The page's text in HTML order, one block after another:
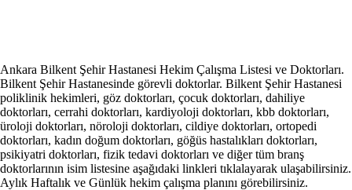
Ankara Bilkent Şehir Hastanesi Hekim Çalışma Listesi ve Doktorları.
Bilkent Şehir Hastanesinde görevli doktorlar. Bilkent Şehir Hastanesi
poliklinik hekimleri, göz doktorları, çocuk doktorları, dahiliye
doktorları, cerrahi doktorları, kardiyoloji doktorları, kbb doktorları,
üroloji doktorları, nöroloji doktorları, cildiye doktorları, ortopedi
doktorları, kadın doğum doktorları, göğüs hastalıkları doktorları,
psikiyatri doktorları, fizik tedavi doktorları ve diğer tüm branş
doktorlarının isim listesine aşağıdaki linkleri tıklalayarak ulaşabilirsiniz.
Aylık Haftalık ve Günlük hekim çalışma planını görebilirsiniz.